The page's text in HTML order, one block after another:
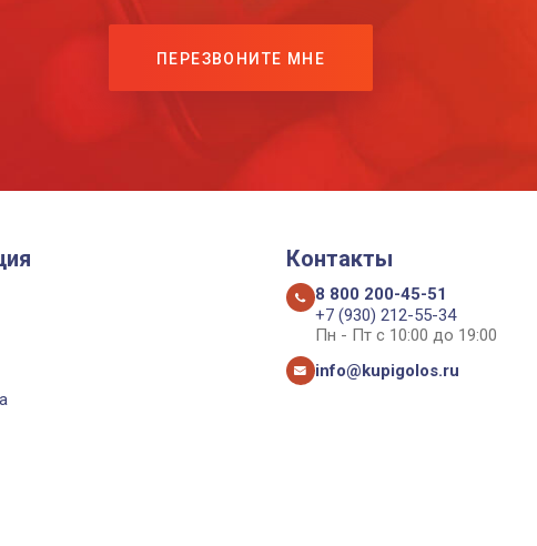
ПЕРЕЗВОНИТЕ МНЕ
Контакты
8 800 200-45-51
+7 (930) 212-55-34
Пн - Пт с 10:00 до 19:00
info@kupigolos.ru